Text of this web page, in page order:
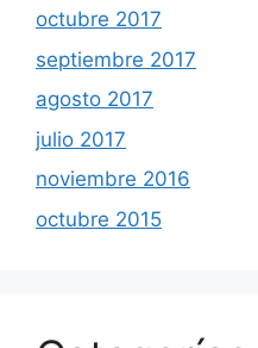
octubre 2017
septiembre 2017
agosto 2017
julio 2017
noviembre 2016
octubre 2015